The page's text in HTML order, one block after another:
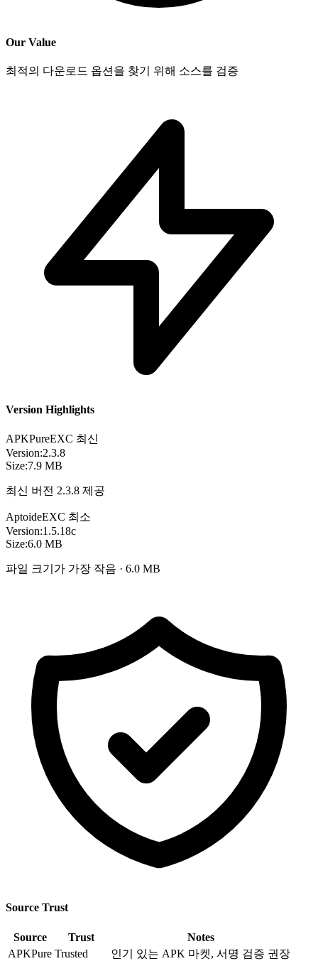
Our Value
최적의 다운로드 옵션을 찾기 위해 소스를 검증
Version Highlights
APKPureEXC 최신
Version:2.3.8
Size:7.9 MB
최신 버전 2.3.8 제공
AptoideEXC 최소
Version:1.5.18c
Size:6.0 MB
파일 크기가 가장 작음 · 6.0 MB
Source Trust
Source Trust
Notes
APKPure Trusted
인기 있는 APK 마켓, 서명 검증 권장